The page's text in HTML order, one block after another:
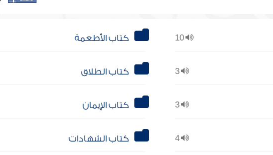
10 كتاب الأطعمة
3 كتاب الطلاق
3 كتاب الإيمان
4 كتاب الشهادات